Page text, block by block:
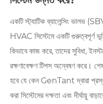
একটি স্ট্যাটিক ব্যালেন্সিং ভালভ
HVAC সিস্টেমে একটি গুরুত্বপূর্ণ
কিভাবে কাজ করে, তাদের সুবিধা,
রক্ষণাবেক্ষণ টিপস অন্বেষণ করে।
হবে যে কেন GenTant দ্বারা
করা সিস্টেমের দক্ষতা এবং দীর্ঘায়ু